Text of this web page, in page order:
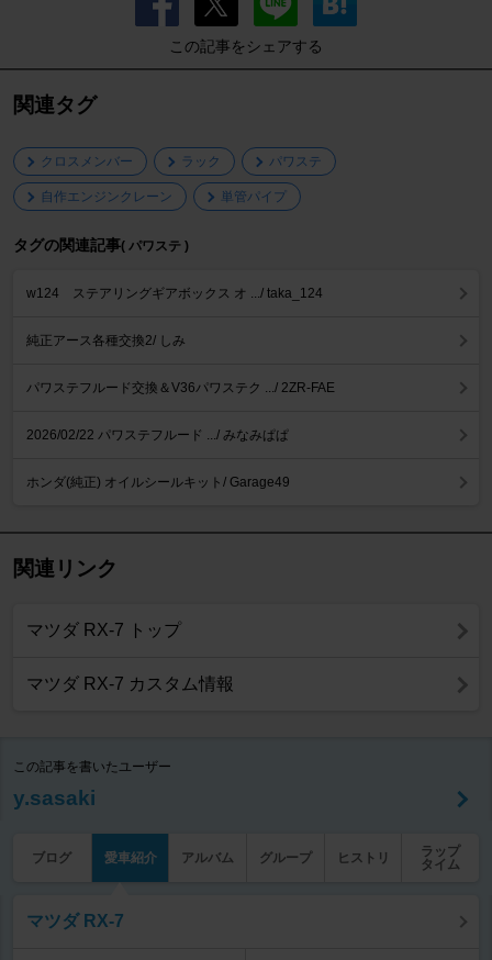
この記事をシェアする
関連タグ
クロスメンバー ラック パワステ
自作エンジンクレーン 単管パイプ
タグの関連記事( パワステ )
w124 ステアリングギアボックス オ .../ taka_124
純正アース各種交換2/ しみ
パワステフルード交換＆V36パワステク .../ 2ZR-FAE
2026/02/22 パワステフルード .../ みなみぱぱ
ホンダ(純正) オイルシールキット/ Garage49
関連リンク
マツダ RX-7 トップ
マツダ RX-7 カスタム情報
この記事を書いたユーザー
y.sasaki
ブログ 愛車紹介 アルバム グループ ヒストリ
ラップ
タイム
マツダ RX-7